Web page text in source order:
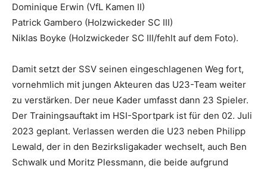
Dominique Erwin (VfL Kamen II)
Patrick Gambero (Holzwickeder SC III)
Niklas Boyke (Holzwickeder SC III/fehlt auf dem Foto).
Damit setzt der SSV seinen eingeschlagenen Weg fort,
vornehmlich mit jungen Akteuren das U23-Team weiter
zu verstärken. Der neue Kader umfasst dann 23 Spieler.
Der Trainingsauftakt im HSI-Sportpark ist für den 02. Juli
2023 geplant. Verlassen werden die U23 neben Philipp
Lewald, der in den Bezirksligakader wechselt, auch Ben
Schwalk und Moritz Plessmann, die beide aufgrund